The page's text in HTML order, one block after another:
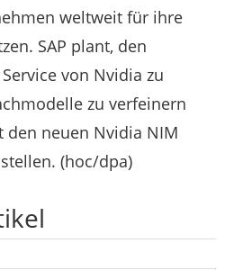
weltweit für ihre
SAP plant, den
von Nvidia zu
zu verfeinern
neuen Nvidia NIM
(hoc/dpa)